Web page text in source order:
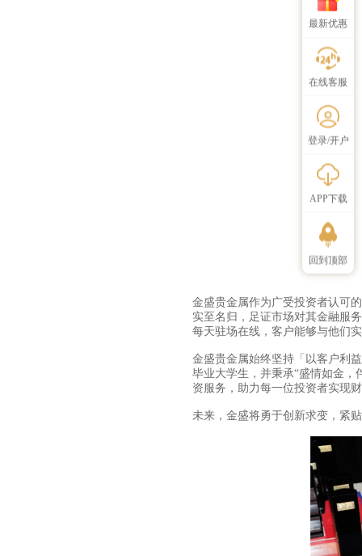
最新优惠
在线客服
登录/开户
APP下载
回到顶部
金盛贵金属作为广受投资者认可
实至名归，足证市场对其金融服
每天驻场在线，客户能够与他们
金盛贵金属始终坚持「以客户利
毕业大学生，并秉承“盛情如金，
资服务，助力每一位投资者实现
未来，金盛将勇于创新求变，紧